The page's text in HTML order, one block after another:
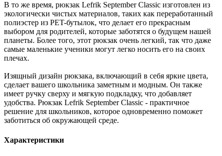
В то же время, рюкзак Lefrik September Classic изготовлен из
экологически чистых материалов, таких как переработанный
полиэстер из PET-бутылок, что делает его прекрасным
выбором для родителей, которые заботятся о будущем нашей
планеты. Более того, этот рюкзак очень легкий, так что даже
самые маленькие ученики могут легко носить его на своих
плечах.
Изящный дизайн рюкзака, включающий в себя яркие цвета,
сделает вашего школьника заметным и модным. Он также
имеет ручку сверху и мягкую подкладку, что добавляет
удобства. Рюкзак Lefrik September Classic - практичное
решение для школьников, которое одновременно поможет
заботиться об окружающей среде.
Характеристики